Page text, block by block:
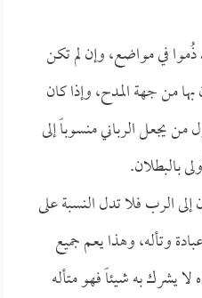
في مواضع، وإن لم تكن
من جهة المدح، وإذا كان
من يجعل الرباني منسوباً إلى
بالبطلان.
إلى الرب فلا تدل النسبة على
وتأله، وهذا يعم جميع
يشرك به شيئاً فهو متأله